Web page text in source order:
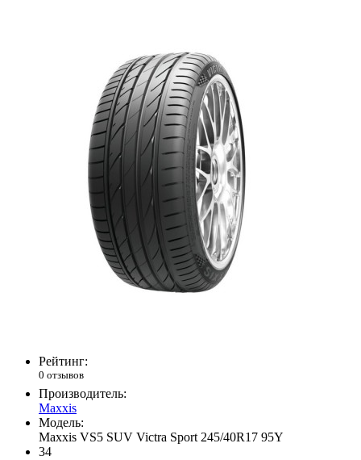
Рейтинг:
0 отзывов
Производитель:
Maxxis
Модель:
Maxxis VS5 SUV Victra Sport 245/40R17 95Y
34